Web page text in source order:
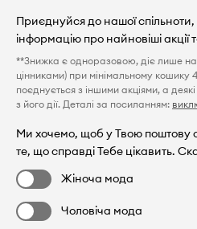
Приєднуйся до нашої
інформацію про найновіші акції
**Знижка є одноразовою, діє лише
цінниками) при мінімальному
поєднується з іншими акціями, а
з його дії. Деталі за посиланням:
Ми хочемо, щоб у Твою поштову
те, що справді Тебе цікавить.
Жіноча мода
Чоловіча мода